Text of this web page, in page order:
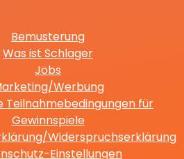
Bemusterung
Was ist Schlager
Jobs
Werbung
Teilnahmebedingungen für
Gewinnspiele
Widerspruchserklärung
Einstellungen